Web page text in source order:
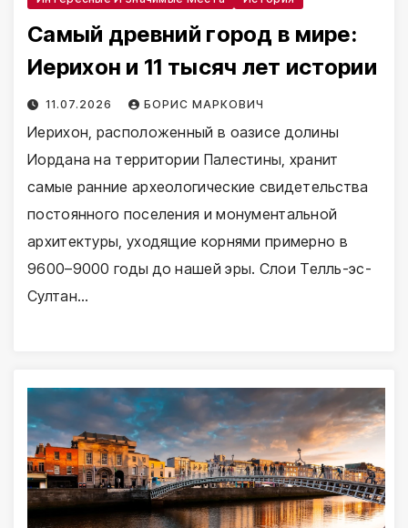
Самый древний город в мире:
Иерихон и 11 тысяч лет истории
11.07.2026 БОРИС МАРКОВИЧ
Иерихон, расположенный в оазисе долины
Иордана на территории Палестины, хранит
самые ранние археологические свидетельства
постоянного поселения и монументальной
архитектуры, уходящие корнями примерно в
9600–9000 годы до нашей эры. Слои Телль-эс-
Султан…